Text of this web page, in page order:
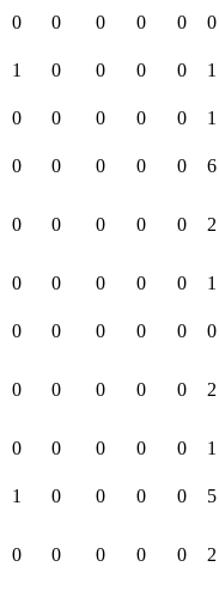
0 0 0 0 0 0
1 0 0 0 0 1
0 0 0 0 0 1
0 0 0 0 0 6
0 0 0 0 0 2
0 0 0 0 0 1
0 0 0 0 0 0
0 0 0 0 0 2
0 0 0 0 0 1
1 0 0 0 0 5
0 0 0 0 0 2